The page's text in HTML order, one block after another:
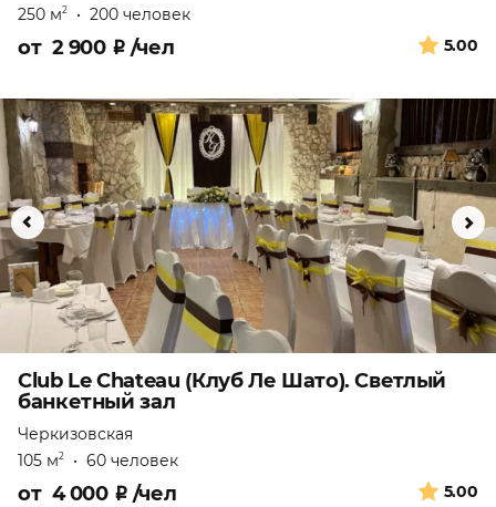
250 м2 • 200 человек
5.00
от 2 900 ₽ /чел
Club Le Chateau (Клуб Ле Шато). Светлый
банкетный зал
Черкизовская
105 м2 • 60 человек
5.00
от 4 000 ₽ /чел